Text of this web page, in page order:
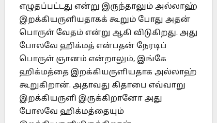
எழுதப்பட்டது என்று இருந்தாலும் அல்லாஹ்
இறக்கியருளியதாகக் கூறும் போது அதன்
பொருள் வேதம் என்று ஆகி விடுகிறது. அது
போலவே ஹிக்மத் என்பதன் நேரடிப்
பொருள் ஞானம் என்றாலும், இங்கே
ஹிக்மத்தை இறக்கியருளியதாக அல்லாஹ்
கூறுகிறான். அதாவது கிதாபை எவ்வாறு
இறக்கியருளி இருக்கிறானோ அது
போலவே ஹிக்மத்தையும்